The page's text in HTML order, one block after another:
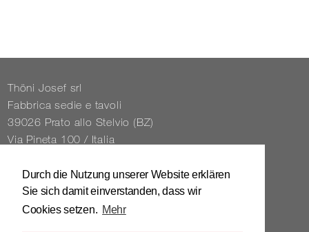
Durch die Nutzung unserer Website erklären
Sie sich damit einverstanden, dass wir
Cookies setzen. Mehr
Thöni Josef srl
Fabbrica sedie e tavoli
39026 Prato allo Stelvio (BZ)
Via Pineta 100 / Italia
Tel. 0039 / 0473 / 61 62 43
info@​stuhl.​it